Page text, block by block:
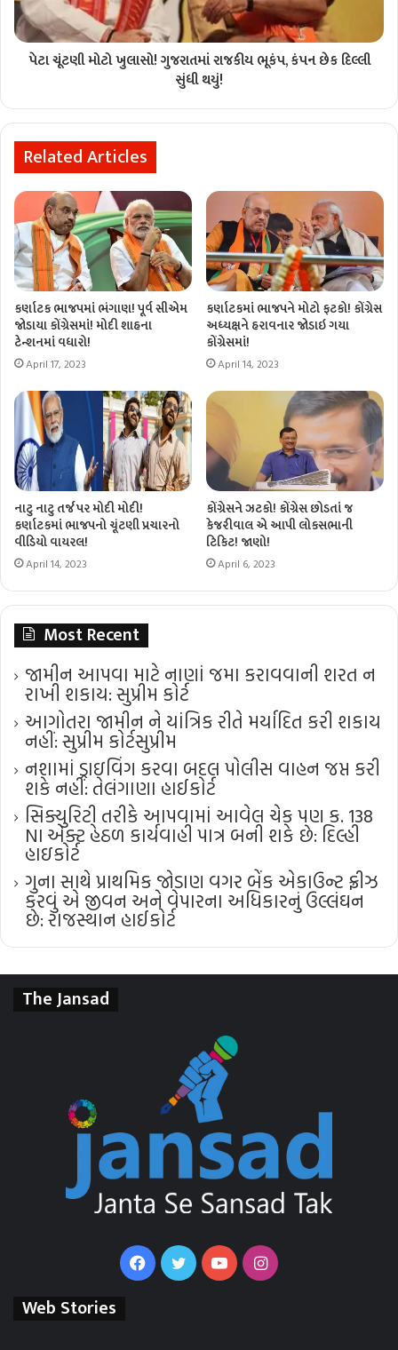
પેટા ચૂંટણી મોટો ખુલાસો! ગુજરાતમાં રાજકીય ભૂકંપ, કંપન છેક દિલ્લી
સુંધી થયું!
Related Articles
કર્ણાટક ભાજપમાં ભંગાણ! પૂર્વ સીએમ
જોડાયા કોંગ્રેસમાં! મોદી શાહના
ટેન્શનમાં વધારો!
April 17, 2023
કર્ણાટકમાં ભાજપને મોટો ફટકો! કોંગ્રેસ
અધ્યક્ષને હરાવનાર જોડાઇ ગયા
કોંગ્રેસમાં!
April 14, 2023
નાટુ નાટુ તર્જ પર મોદી મોદી!
કર્ણાટકમાં ભાજપનો ચૂંટણી પ્રચારનો
વીડિયો વાયરલ!
April 14, 2023
કોંગ્રેસને ઝટકો! કોંગ્રેસ છોડતાં જ
કેજરીવાલ એ આપી લોકસભાની
ટિકિટ! જાણો!
April 6, 2023
Most Recent
જામીન આપવા માટે નાણાં જમા કરાવવાની શરત ન
રાખી શકાય: સુપ્રીમ કોર્ટ
આગોતરા જામીન ને યાંત્રિક રીતે મર્યાદિત કરી શકાય
નહીં: સુપ્રીમ કોર્ટ​સુપ્રીમ
નશામાં ડ્રાઇવિંગ કરવા બદલ પોલીસ વાહન જપ્ત કરી
શકે નહીં: તેલંગાણા હાઈકોર્ટ
સિક્યુરિટી તરીકે આપવામાં આવેલ ચેક પણ ક. 138
NI એક્ટ હેઠળ કાર્યવાહી પાત્ર બની શકે છે: દિલ્હી
હાઇકોર્ટ
ગુના સાથે પ્રાથમિક જોડાણ વગર બેંક એકાઉન્ટ ફ્રીઝ
કરવું એ જીવન અને વેપારના અધિકારનું ઉલ્લંઘન
છે: રાજસ્થાન હાઈકોર્ટ
The Jansad
FacebookTwitterYouTubeInstagram
Web Stories